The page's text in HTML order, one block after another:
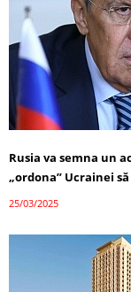
Rusia va semna un
„ordona” Ucrainei
25/03/2025